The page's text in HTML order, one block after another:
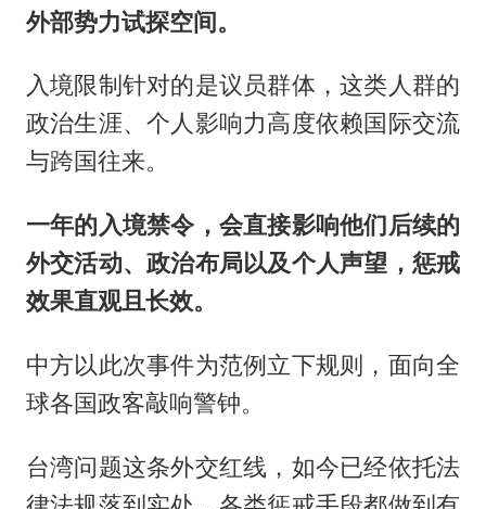
外部势力试探空间。
入境限制针对的是议员群体，这类人群的
政治生涯、个人影响力高度依赖国际交流
与跨国往来。
一年的入境禁令，会直接影响他们后续的
外交活动、政治布局以及个人声望，惩戒
效果直观且长效。
中方以此次事件为范例立下规则，面向全
球各国政客敲响警钟。
台湾问题这条外交红线，如今已经依托法